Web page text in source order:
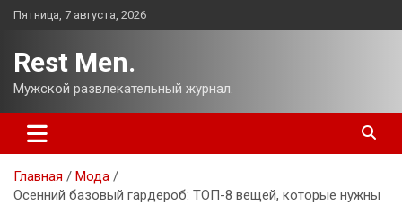
Перейти
Пятница, 7 августа, 2026
Rest Men.
Мужской развлекательный журнал.
Главная
Мода
Осенний базовый гардероб: ТОП-8 вещей, которые нужны